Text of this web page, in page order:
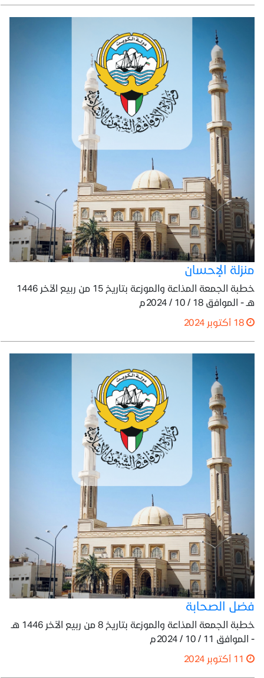
منزلة الإحسان
خطبة الجمعة المذاعة والموزعة بتاريخ 15 من ربيع الآخر 1446
هـ - الموافق 18 / 10 / 2024م
فضل الصحابة
خطبة الجمعة المذاعة والموزعة بتاريخ 8 من ربيع الآخر 1446 هـ
- الموافق 11 / 10 / 2024م